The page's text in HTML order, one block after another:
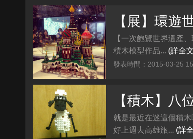
【一次飽覽世界遺產
積木模型作品... (詳全
發表時間：2015-03-25
【積木】八
就是最近在迷這個積
好上週去高雄旅... (詳